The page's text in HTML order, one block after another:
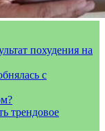
похудения на
с
трендовое